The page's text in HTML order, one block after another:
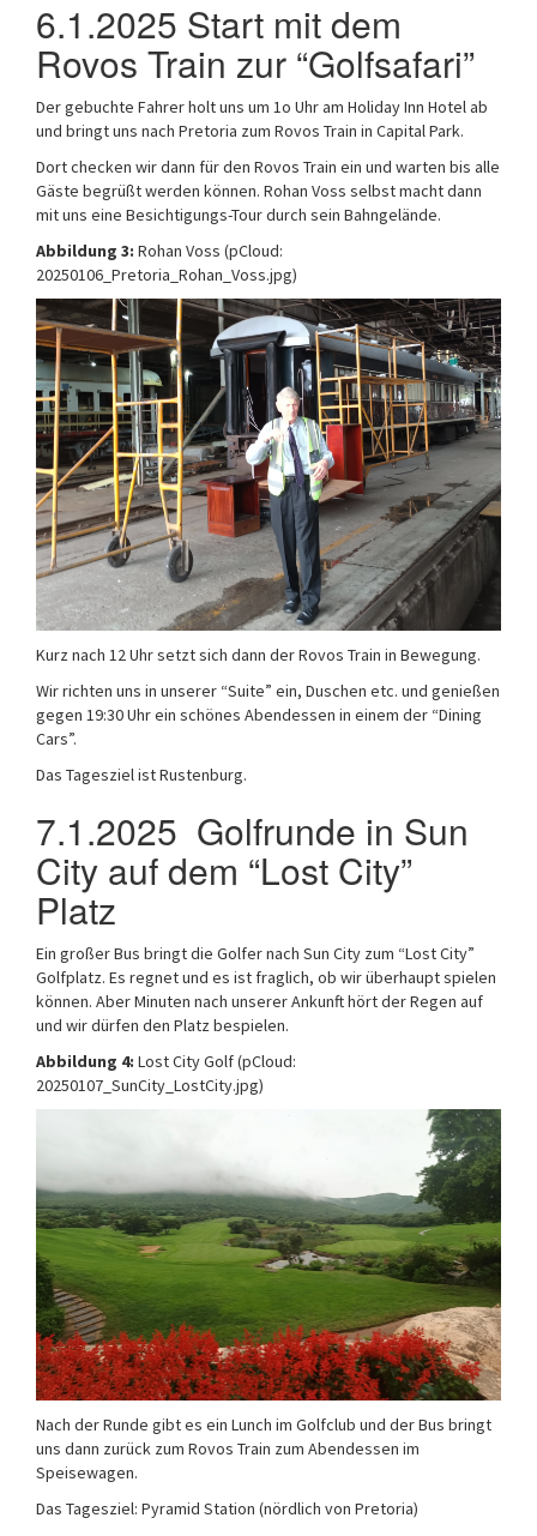
6.1.2025 Start mit dem
Rovos Train zur “Golfsafari”
Der gebuchte Fahrer holt uns um 1o Uhr am Holiday Inn Hotel ab
und bringt uns nach Pretoria zum Rovos Train in Capital Park.
Dort checken wir dann für den Rovos Train ein und warten bis alle
Gäste begrüßt werden können. Rohan Voss selbst macht dann
mit uns eine Besichtigungs-Tour durch sein Bahngelände.
Abbildung 3: Rohan Voss (pCloud:
20250106_Pretoria_Rohan_Voss.jpg)
Kurz nach 12 Uhr setzt sich dann der Rovos Train in Bewegung.
Wir richten uns in unserer “Suite” ein, Duschen etc. und genießen
gegen 19:30 Uhr ein schönes Abendessen in einem der “Dining
Cars”.
Das Tagesziel ist Rustenburg.
7.1.2025 Golfrunde in Sun
City auf dem “Lost City”
Platz
Ein großer Bus bringt die Golfer nach Sun City zum “Lost City”
Golfplatz. Es regnet und es ist fraglich, ob wir überhaupt spielen
können. Aber Minuten nach unserer Ankunft hört der Regen auf
und wir dürfen den Platz bespielen.
Abbildung 4: Lost City Golf (pCloud:
20250107_SunCity_LostCity.jpg)
Nach der Runde gibt es ein Lunch im Golfclub und der Bus bringt
uns dann zurück zum Rovos Train zum Abendessen im
Speisewagen.
Das Tagesziel: Pyramid Station (nördlich von Pretoria)